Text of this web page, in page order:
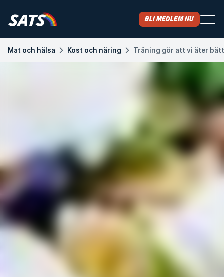
Bli medlem nu
Mat och hälsa Kost och näring Träning gör att vi äter